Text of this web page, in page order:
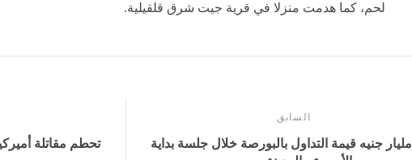
لحم، كما هدمت منزلا في قرية جيت شرق قلقيلية.
السابق
44.7 مليار جنيه قيمة التداول بالبورصة خلال جلسة بداية